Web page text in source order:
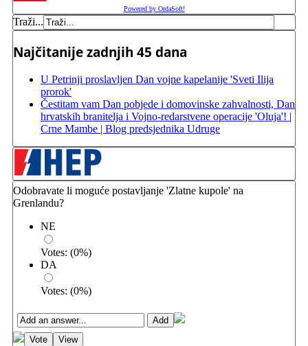
Powered by OrdaSoft!
Traži...
Najčitanije zadnjih 45 dana
U Petrinji proslavljen Dan vojne kapelanije 'Sveti Ilija
prorok'
Čestitam vam Dan pobjede i domovinske zahvalnosti, Dan
hrvatskih branitelja i Vojno-redarstvene operacije 'Oluja'! |
Crne Mambe | Blog predsjednika Udruge
Odobravate li moguće postavljanje 'Zlatne kupole' na
Grenlandu?
NE
Votes: (0%)
DA
Votes: (0%)